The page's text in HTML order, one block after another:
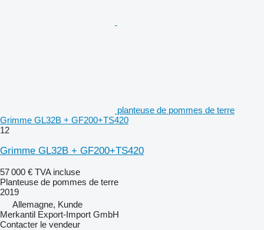
planteuse de pommes de terre
Grimme GL32B + GF200+TS420
12
Grimme GL32B + GF200+TS420
57 000 € TVA incluse
Planteuse de pommes de terre
2019
Allemagne, Kunde
Merkantil Export-Import GmbH
Contacter le vendeur